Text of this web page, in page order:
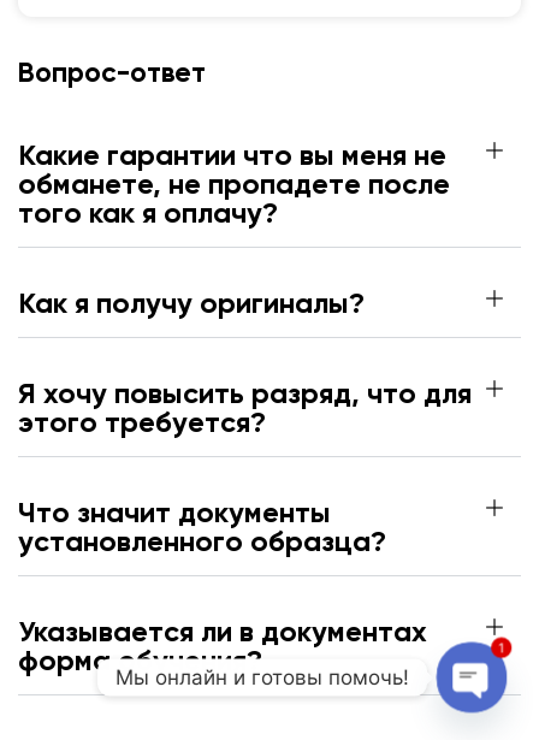
Вопрос-ответ
Какие гарантии что вы меня не
обманете, не пропадете после
того как я оплачу?
Как я получу оригиналы?
Я хочу повысить разряд, что для
этого требуется?
Что значит документы
установленного образца?
Указывается ли в документах
форма обучения?
Мы онлайн и готовы помочь!
1